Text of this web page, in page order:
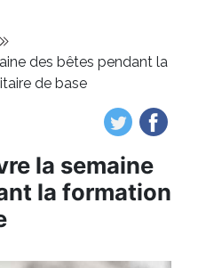
des bêtes pendant la
de base
la semaine
la formation